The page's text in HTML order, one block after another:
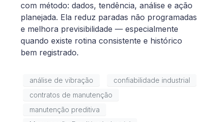
com método: dados, tendência, análise e ação
planejada. Ela reduz paradas não programadas
e melhora previsibilidade — especialmente
quando existe rotina consistente e histórico
bem registrado.
análise de vibração
confiabilidade industrial
contratos de manutenção
manutenção preditiva